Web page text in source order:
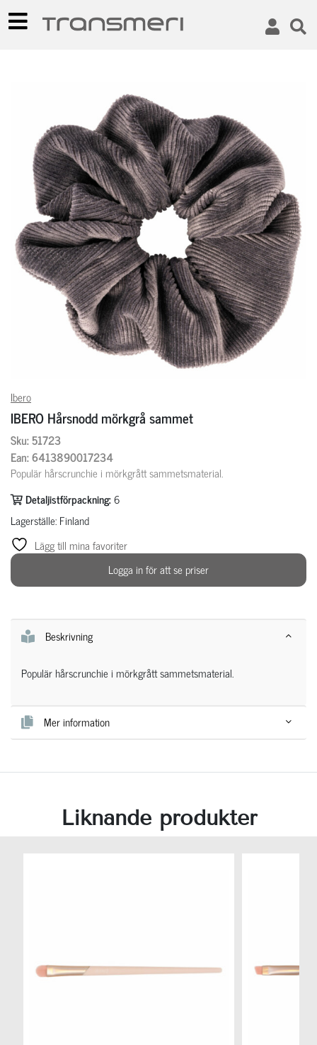
Ibero
IBERO Hårsnodd mörkgrå sammet
Sku: 51723
Ean: 6413890017234
Populär hårscrunchie i mörkgrått sammetsmaterial.
Detaljistförpackning:6
Lagerställe: Finland
Lägg till mina favoriter
Logga in för att se priser
Beskrivning
Populär hårscrunchie i mörkgrått sammetsmaterial.
Mer information
Liknande produkter